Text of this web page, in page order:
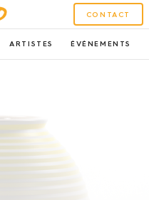
CONTACT
ARTISTES ÉVÉNEMENTS